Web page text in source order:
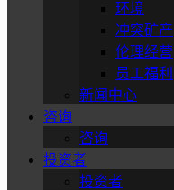
环境
冲突矿产
伦理经营
员工福利
新闻中心
咨询
咨询
投资者
投资者